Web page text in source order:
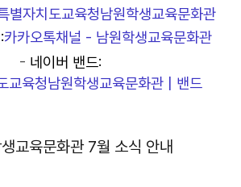
별자치도교육청남원학생교육문화관
카카오톡채널 - 남원학생교육문화관
- 네이버 밴드:
교육청남원학생교육문화관 | 밴드